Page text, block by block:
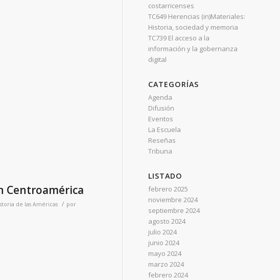
Centroamérica
de las Américas / por
costarricenses
TC649 Herencias (in)Materiales:
Historia, sociedad y memoria
TC739 El acceso a la
información y la gobernanza
digital
CATEGORÍAS
Agenda
Difusión
Eventos
La Escuela
Reseñas
Tribuna
LISTADO
febrero 2025
noviembre 2024
septiembre 2024
agosto 2024
julio 2024
junio 2024
mayo 2024
marzo 2024
febrero 2024